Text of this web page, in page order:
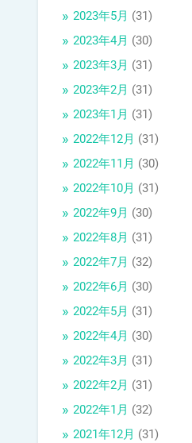
2023年5月 (31)
2023年4月 (30)
2023年3月 (31)
2023年2月 (31)
2023年1月 (31)
2022年12月 (31)
2022年11月 (30)
2022年10月 (31)
2022年9月 (30)
2022年8月 (31)
2022年7月 (32)
2022年6月 (30)
2022年5月 (31)
2022年4月 (30)
2022年3月 (31)
2022年2月 (31)
2022年1月 (32)
2021年12月 (31)